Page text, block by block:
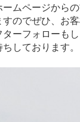
ムページから
のでぜひ、お
ーフォローも
しております。